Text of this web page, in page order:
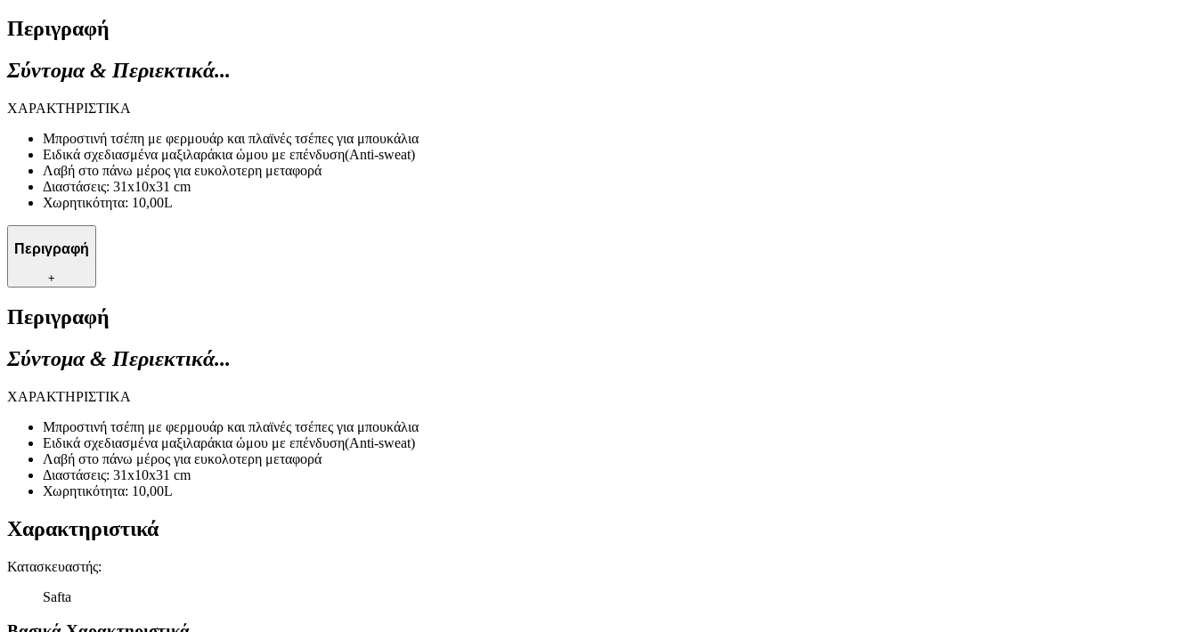
Περιγραφή
Σύντομα & Περιεκτικά...
ΧΑΡΑΚΤΗΡΙΣΤΙΚΑ
Μπροστινή τσέπη με φερμουάρ και πλαϊνές τσέπες για μπουκάλια
Ειδικά σχεδιασμένα μαξιλαράκια ώμου με επένδυση(Anti-sweat)
Λαβή στο πάνω μέρος για ευκολοτερη μεταφορά
Διαστάσεις: 31x10x31 cm
Χωρητικότητα: 10,00L
Περιγραφή
+
Περιγραφή
Σύντομα & Περιεκτικά...
ΧΑΡΑΚΤΗΡΙΣΤΙΚΑ
Μπροστινή τσέπη με φερμουάρ και πλαϊνές τσέπες για μπουκάλια
Ειδικά σχεδιασμένα μαξιλαράκια ώμου με επένδυση(Anti-sweat)
Λαβή στο πάνω μέρος για ευκολοτερη μεταφορά
Διαστάσεις: 31x10x31 cm
Χωρητικότητα: 10,00L
Χαρακτηριστικά
Κατασκευαστής:
Safta